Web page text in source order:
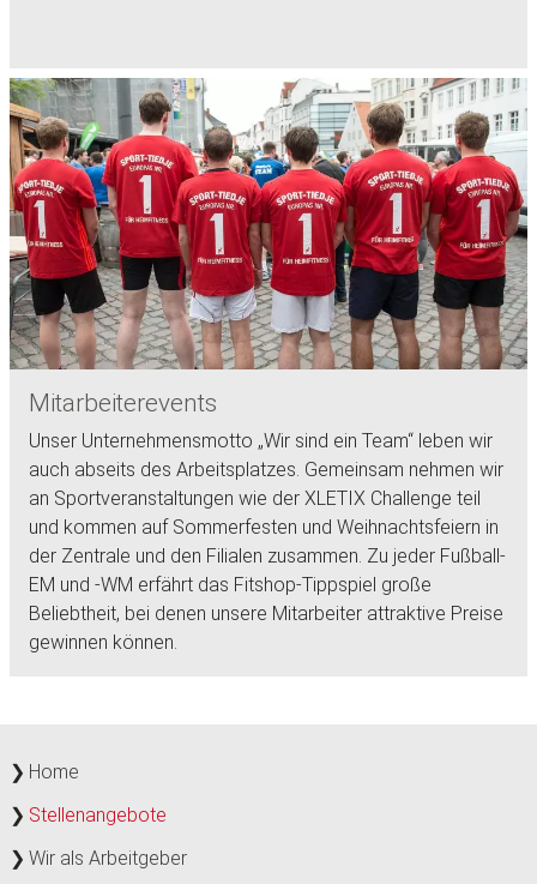
Mitarbeiterevents
Unser Unternehmensmotto „Wir sind ein Team“ leben wir
auch abseits des Arbeitsplatzes. Gemeinsam nehmen wir
an Sportveranstaltungen wie der XLETIX Challenge teil
und kommen auf Sommerfesten und Weihnachtsfeiern in
der Zentrale und den Filialen zusammen. Zu jeder Fußball-
EM und -WM erfährt das Fitshop-Tippspiel große
Beliebtheit, bei denen unsere Mitarbeiter attraktive Preise
gewinnen können.
Home
Stellenangebote
Wir als Arbeitgeber